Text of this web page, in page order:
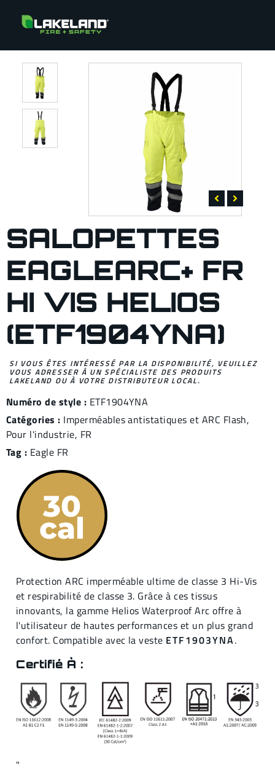
SALOPETTES
EAGLEARC+ FR
HI VIS HELIOS
(ETF1904YNA)
SI VOUS ÊTES INTÉRESSÉ PAR LA DISPONIBILITÉ, VEUILLEZ
VOUS ADRESSER À UN SPÉCIALISTE DES PRODUITS
LAKELAND OU À VOTRE DISTRIBUTEUR LOCAL.
Numéro de style : ETF1904YNA
Catégories : Imperméables antistatiques et ARC Flash,
Pour l'industrie, FR
Tag : Eagle FR
Protection ARC imperméable ultime de classe 3 Hi-Vis
et respirabilité de classe 3. Grâce à ces tissus
innovants, la gamme Helios Waterproof Arc offre à
l'utilisateur de hautes performances et un plus grand
confort. Compatible avec la veste ETF1903YNA.
Certifié À :
"